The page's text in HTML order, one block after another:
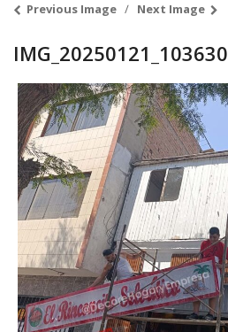
Previous Image Next Image
IMG_20250121_103630